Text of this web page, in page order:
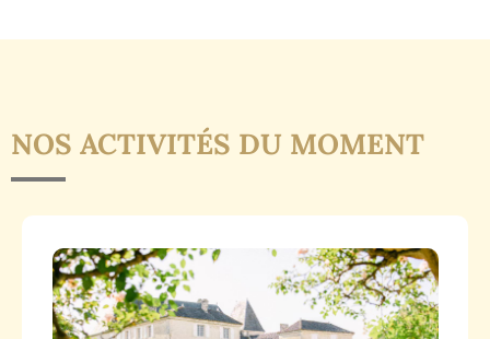
NOS ACTIVITÉS DU MOMENT